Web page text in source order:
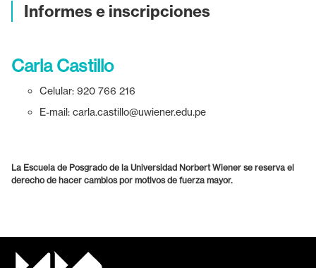
Informes e inscripciones
Carla Castillo
Celular: 920 766 216
E-mail: carla.castillo@uwiener.edu.pe
La Escuela de Posgrado de la Universidad Norbert Wiener se reserva el
derecho de hacer cambios por motivos de fuerza mayor.